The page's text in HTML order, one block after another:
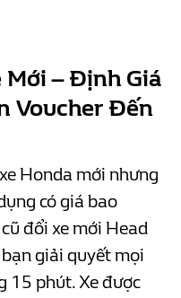
Mới – Định Giá
Voucher Đến
Honda mới nhưng
có giá bao
đổi xe mới Head
giải quyết mọi
15 phút. Xe được